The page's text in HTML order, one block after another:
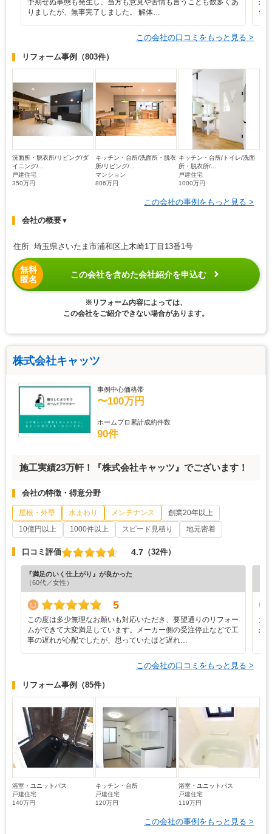
予期せぬ事態も発生し、当方も意見や苦情も言うことも数多くあ
りましたが、無事完了しました。 解体…
が
価
この会社の口コミをもっと見る >
リフォーム事例 （803件）
洗面所・脱衣所/リビング/ダ
イニング/...
戸建住宅
350万円
キッチン・台所/洗面所・脱衣
所/リビング/...
マンション
806万円
キッチン・台所/トイレ/洗面
所・脱衣所/...
戸建住宅
1000万円
この会社の事例をもっと見る >
会社の概要▼
住所 埼玉県さいたま市浦和区上木崎1丁目13番1号
無料
匿名
この会社を含めた会社紹介を申込む
※リフォーム内容によっては、
この会社をご紹介できない場合があります。
株式会社キャッツ
事例中心価格帯
〜100万円
ホームプロ累計成約件数
90件
施工実績23万軒！『株式会社キャッツ』でございます！
会社の特徴・得意分野
屋根・外壁 水まわり メンテナンス
創業20年以上
10億円以上
1000件以上 スピード見積り 地元密着
口コミ評価 4.7 （32件）
『満足のいく仕上がり』が良かった
（60代／女性）
5
この度は多少無理なお願いも対応いただき、要望通りのリフォー
ムができて大変満足しています。メーカー側の受注停止などで工
事の遅れが心配でしたが、思っていたほど遅れ…
大
か
この会社の口コミをもっと見る >
リフォーム事例 （85件）
浴室・ユニットバス
戸建住宅
140万円
キッチン・台所
戸建住宅
120万円
浴室・ユニットバス
戸建住宅
119万円
この会社の事例をもっと見る >